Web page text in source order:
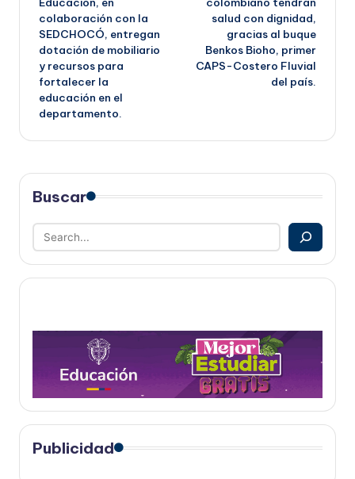
entradas
colaboración con la
SEDCHOCÓ, entregan
dotación de mobiliario
y recursos para
fortalecer la
educación en el
departamento.
salud con dignidad,
gracias al buque
Benkos Bioho, primer
CAPS-Costero Fluvial
del país.
Buscar
Publicidad